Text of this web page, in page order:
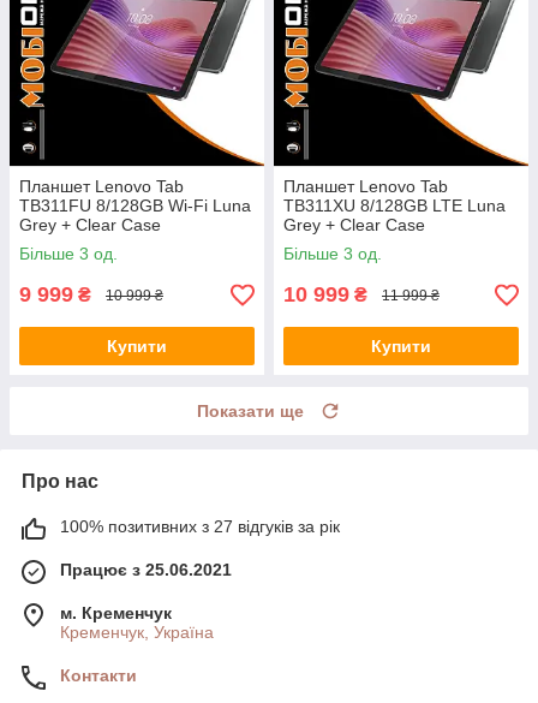
Планшет Lenovo Tab
TB311FU 8/128GB Wi-Fi Luna
Grey + Clear Case
(ZAEH0195UA) UA UCRF
Більше 3 од.
9 999 ₴ 10 999 ₴
Купити
Планшет Lenovo Tab
TB311XU 8/128GB LTE Luna
Grey + Clear Case
(ZAEJ0181UA) UA UCRF
Більше 3 од.
10 999 ₴ 11 999 ₴
Купити
Показати ще
Про нас
100% позитивних з 27 відгуків за рік
Працює з 25.06.2021
м. Кременчук
Кременчук, Україна
Контакти